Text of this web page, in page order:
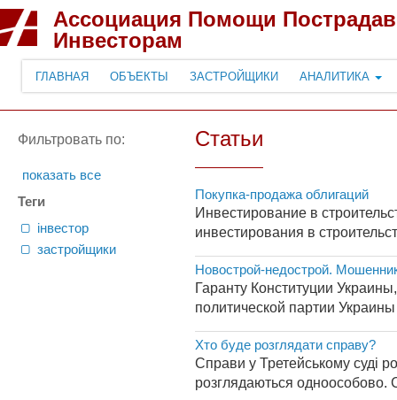
Ассоциация Помощи
Инвесторам
ГЛАВНАЯ ОБЪЕКТЫ ЗАСТРОЙЩИКИ АНАЛИТИКА
Фильтровать по:
показать все
Теги
інвестор
застройщики
Статьи
Покупка-продажа облигаций
Инвестирование в
инвестирования в
Новострой-недострой.
Гаранту Конституции
политической партии
Хто буде розглядати справу?
Справи у Третейському суді
розглядаються одноособово.